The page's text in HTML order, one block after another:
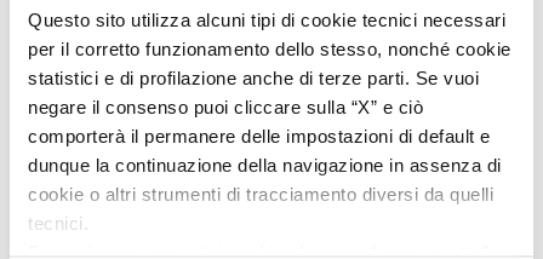
Questo sito utilizza alcuni tipi di cookie tecnici necessari
per il corretto funzionamento dello stesso, nonché cookie
statistici e di profilazione anche di terze parti. Se vuoi
negare il consenso puoi cliccare sulla “X” e ciò
comporterà il permanere delle impostazioni di default e
dunque la continuazione della navigazione in assenza di
cookie o altri strumenti di tracciamento diversi da quelli
tecnici.
Ich bin insgesamt mit meinem Kauf zufrieden. Die Uhr ist
neu, original und funktioniert einwandfrei. Besonders positiv
hervorheben möchte ich den attraktiven Preis sowie den
vollständig ausgefüllten und abgestempelten internationalen
Seiko-Garantieschein. Der Versand war außerdem schnell.
Dennoch vergebe ich 4 statt 5 Sterne, da die Lieferung nicht
meinen Erwartungen an einen autorisierten Seiko-Händler
entsprach. Die Uhr kam ohne die üblichen Schutzfolien am